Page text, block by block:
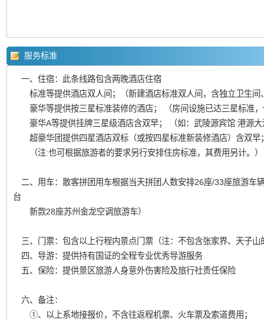
服务标准
一、住宿：此条线路包含两晚酒店住宿
标准等提供酒店双人间；（新建酒店标准双人间，含独立卫生间
豪华等提供按三星标准装修的酒店； （房间设施已达三星标准，
豪华A等提供挂牌三星级酒店含双早； （如：武陵源宾馆 港源大
超豪华团提供四星酒店双标（或按四星标准新装修酒店）含双早
（注:也可根据旅游者的要求另行安排住房标准，其费用另计。）
二、用车：散客拼团用车根据当天拼团人数安排26座/33座旅游车
台
新款28座苏州金龙空调旅游车）
三、门票：包含以上行程内景点门票（注：不包含张家界、天子山
四、导游：提供持有国证的全程专业优秀导游服务
五、保险：提供景区旅游人身意外伤害险及旅行社责任保险
六、备注：
①、以上系地接报价，不含往返程机票、火车票及索道费用；